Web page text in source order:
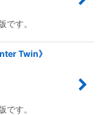
です。
Twin》
です。